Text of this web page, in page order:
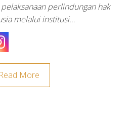
perlindungan hak
melalui institusi…
Read More